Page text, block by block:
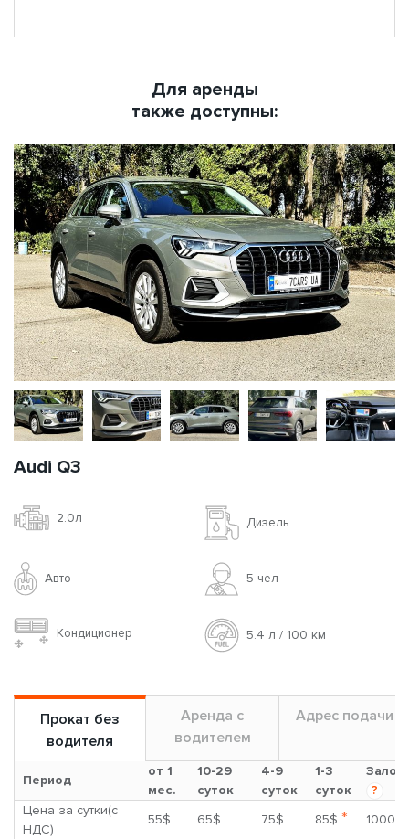
Для аренды
также доступны:
Audi Q3
2.0л Дизель
Авто 5 чел
Кондиционер 5.4 л / 100 км
Прокат без
водителя
Аренда с
водителем
Адрес подачи
Период
от 1
мес.
10-29
суток
4-9
суток
1-3
суток
Залог
?
Цена за сутки(с
НДС)
55$ 65$ 75$ 85$ *
1000$